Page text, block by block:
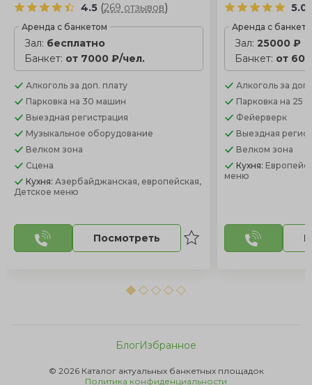
4.5 (269 отзывов)
Аренда с банкетом
Зал: бесплатно
Банкет: от 7000 ₽/чел.
Алкоголь за доп. плату
Парковка на 30 машин
Выездная регистрация
Музыкальное оборудование
Велком зона
Сцена
Кухня: Азербайджанская, европейская,
Детское меню
Посмотреть
5.0
Аренда с
Зал:25000 ₽
Банкет: от
Алкоголь за
Парковка на 25
Фейерверк
Выездная
Велком зона
Кухня:
меню
© 2026 Каталог актуальных банкетных площадок
Политика конфиденциальности
БлогИзбранное